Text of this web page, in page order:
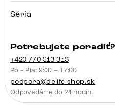
Séria
Potrebujete poradiť?
+420 770 313 313
Po – Pia: 9:00 – 17:00
podpora@delife-shop.sk
Odpovedáme do 24 hodín.